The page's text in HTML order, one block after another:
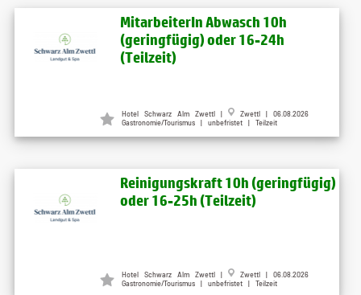
MitarbeiterIn Abwasch 10h
(geringfügig) oder 16-24h
(Teilzeit)
Hotel Schwarz Alm Zwettl |
Zwettl | 06.08.2026
Gastronomie/Tourismus | unbefristet | Teilzeit
Reinigungskraft 10h (geringfügig)
oder 16-25h (Teilzeit)
Hotel Schwarz Alm Zwettl |
Zwettl | 06.08.2026
Gastronomie/Tourismus | unbefristet | Teilzeit